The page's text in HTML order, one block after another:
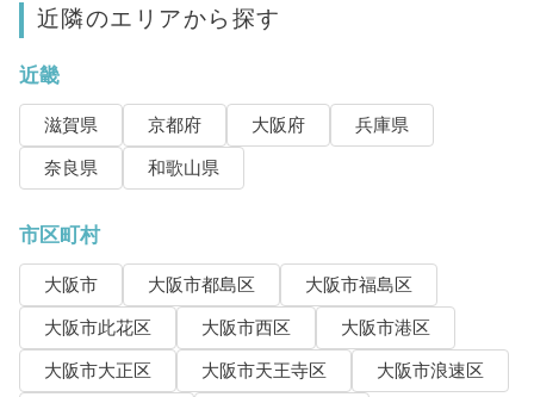
近隣のエリアから探す
近畿
滋賀県 京都府 大阪府
兵庫県
奈良県
和歌山県
市区町村
大阪市 大阪市都島区
大阪市福島区
大阪市此花区
大阪市西区
大阪市港区
大阪市大正区
大阪市天王寺区
大阪市浪速区